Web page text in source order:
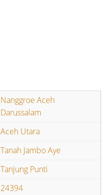
Nanggroe Aceh
Darussalam
Aceh Utara
Tanah Jambo Aye
Tanjung Punti
24394